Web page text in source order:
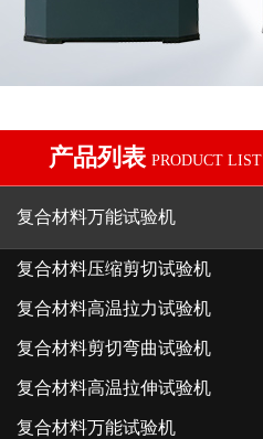
产品列表 PRODUCT LIST
复合材料万能试验机
复合材料压缩剪切试验机
复合材料高温拉力试验机
复合材料剪切弯曲试验机
复合材料高温拉伸试验机
复合材料万能试验机